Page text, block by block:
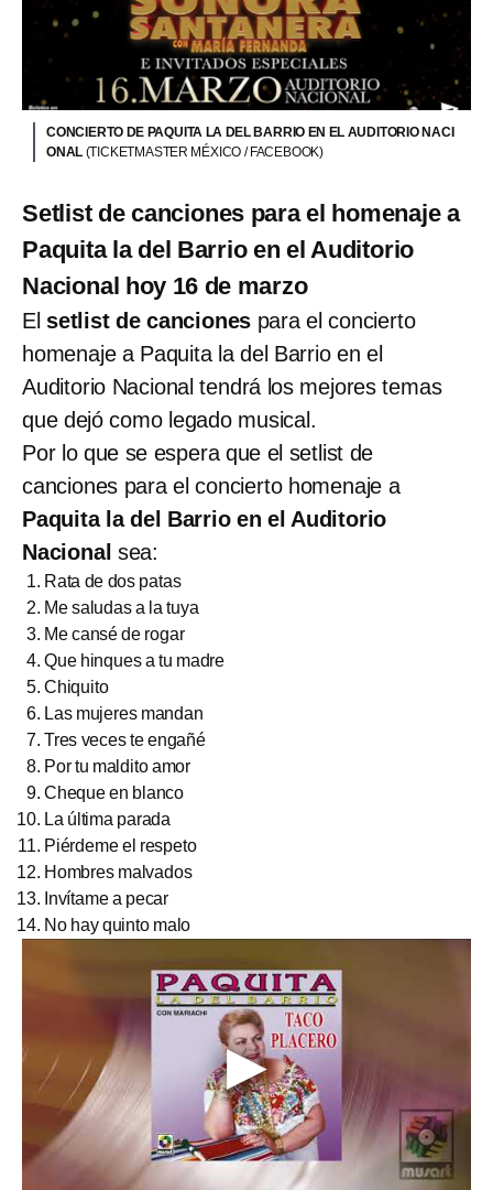
CONCIERTO DE PAQUITA LA DEL BARRIO EN EL AUDITORIO NACI
ONAL (TICKETMASTER MÉXICO / FACEBOOK)
Setlist de canciones para el homenaje a
Paquita la del Barrio en el Auditorio
Nacional hoy 16 de marzo
El setlist de canciones para el concierto
homenaje a Paquita la del Barrio en el
Auditorio Nacional tendrá los mejores temas
que dejó como legado musical.
Por lo que se espera que el setlist de
canciones para el concierto homenaje a
Paquita la del Barrio en el Auditorio
Nacional sea:
Rata de dos patas
Me saludas a la tuya
Me cansé de rogar
Que hinques a tu madre
Chiquito
Las mujeres mandan
Tres veces te engañé
Por tu maldito amor
Cheque en blanco
La última parada
Piérdeme el respeto
Hombres malvados
Invítame a pecar
No hay quinto malo